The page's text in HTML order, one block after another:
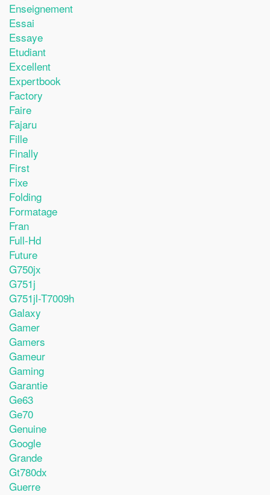
Enseignement
Essai
Essaye
Etudiant
Excellent
Expertbook
Factory
Faire
Fajaru
Fille
Finally
First
Fixe
Folding
Formatage
Fran
Full-Hd
Future
G750jx
G751j
G751jl-T7009h
Galaxy
Gamer
Gamers
Gameur
Gaming
Garantie
Ge63
Ge70
Genuine
Google
Grande
Gt780dx
Guerre